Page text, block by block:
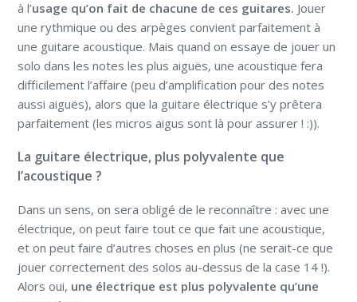
à l’usage qu’on fait de chacune de ces guitares. Jouer
une rythmique ou des arpèges convient parfaitement à
une guitare acoustique. Mais quand on essaye de jouer un
solo dans les notes les plus aiguës, une acoustique fera
difficilement l’affaire (peu d’amplification pour des notes
aussi aiguës), alors que la guitare électrique s’y prêtera
parfaitement (les micros aigus sont là pour assurer ! :)).
La guitare électrique, plus polyvalente que
l’acoustique ?
Dans un sens, on sera obligé de le reconnaître : avec une
électrique, on peut faire tout ce que fait une acoustique,
et on peut faire d’autres choses en plus (ne serait-ce que
jouer correctement des solos au-dessus de la case 14 !).
Alors oui, une électrique est plus polyvalente qu’une